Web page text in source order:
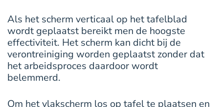
Als het scherm verticaal op het tafelblad
wordt geplaatst bereikt men de hoogste
effectiviteit. Het scherm kan dicht bij de
verontreiniging worden geplaatst zonder dat
het arbeidsproces daardoor wordt
belemmerd.
Om het vlakscherm los op tafel te plaatsen en